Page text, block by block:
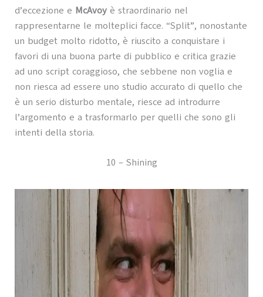
d’eccezione e McAvoyè straordinario nel
rappresentarne le molteplici facce. “Split”, nonostante
un budget molto ridotto, è riuscito a conquistare i
favori di una buona parte di pubblico e critica grazie
ad uno script coraggioso, che sebbene non voglia e
non riesca ad essere uno studio accurato di quello che
è un serio disturbo mentale, riesce ad introdurre
l’argomento e a trasformarlo per quelli che sono gli
intenti della storia.
10 – Shining